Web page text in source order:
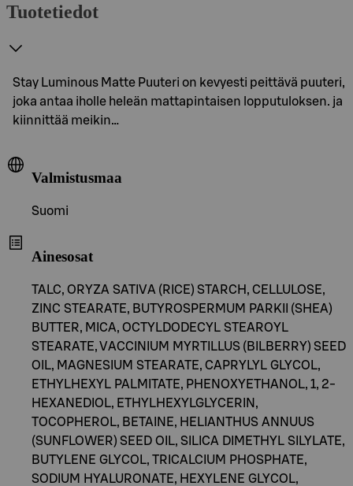
Tuotetiedot
Stay Luminous Matte Puuteri on kevyesti peittävä puuteri,
joka antaa iholle heleän mattapintaisen lopputuloksen. ja
kiinnittää meikin…
Valmistusmaa
Suomi
Ainesosat
TALC, ORYZA SATIVA (RICE) STARCH, CELLULOSE,
ZINC STEARATE, BUTYROSPERMUM PARKII (SHEA)
BUTTER, MICA, OCTYLDODECYL STEAROYL
STEARATE, VACCINIUM MYRTILLUS (BILBERRY) SEED
OIL, MAGNESIUM STEARATE, CAPRYLYL GLYCOL,
ETHYLHEXYL PALMITATE, PHENOXYETHANOL, 1, 2-
HEXANEDIOL, ETHYLHEXYLGLYCERIN,
TOCOPHEROL, BETAINE, HELIANTHUS ANNUUS
(SUNFLOWER) SEED OIL, SILICA DIMETHYL SILYLATE,
BUTYLENE GLYCOL, TRICALCIUM PHOSPHATE,
SODIUM HYALURONATE, HEXYLENE GLYCOL,